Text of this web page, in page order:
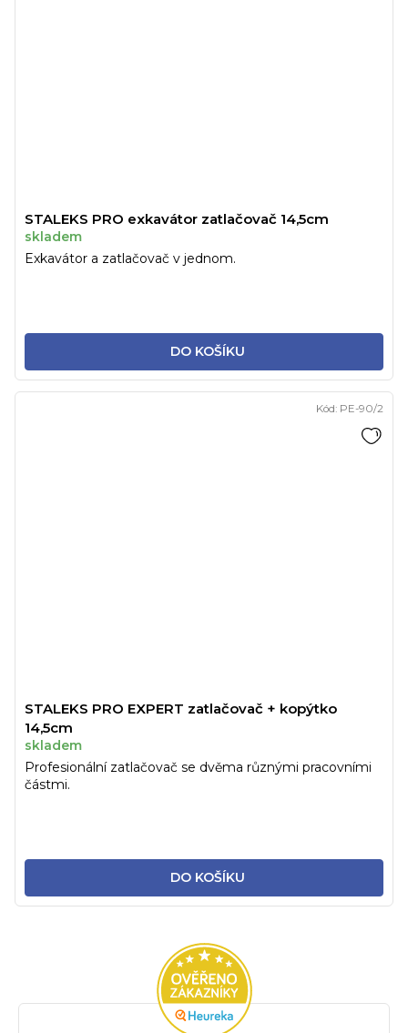
STALEKS PRO exkavátor zatlačovač 14,5cm
skladem
DO KOŠÍKU
Exkavátor a zatlačovač v jednom.
STALEKS PRO EXPERT zatlačovač + kopýtko
14,5cm
skladem
DO KOŠÍKU
Profesionální zatlačovač se dvěma různými pracovními
částmi.
Kód: PE-90/2